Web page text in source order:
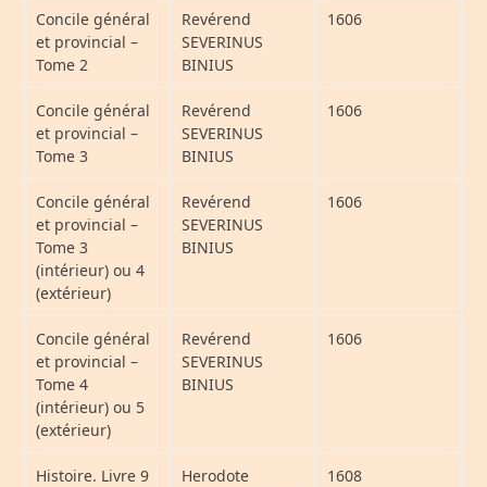
Concile général
et provincial –
Tome 2
Revérend
SEVERINUS
BINIUS
1606
Concile général
et provincial –
Tome 3
Revérend
SEVERINUS
BINIUS
1606
Concile général
et provincial –
Tome 3
(intérieur) ou 4
(extérieur)
Revérend
SEVERINUS
BINIUS
1606
Concile général
et provincial –
Tome 4
(intérieur) ou 5
(extérieur)
Revérend
SEVERINUS
BINIUS
1606
Histoire. Livre 9
Herodote
1608